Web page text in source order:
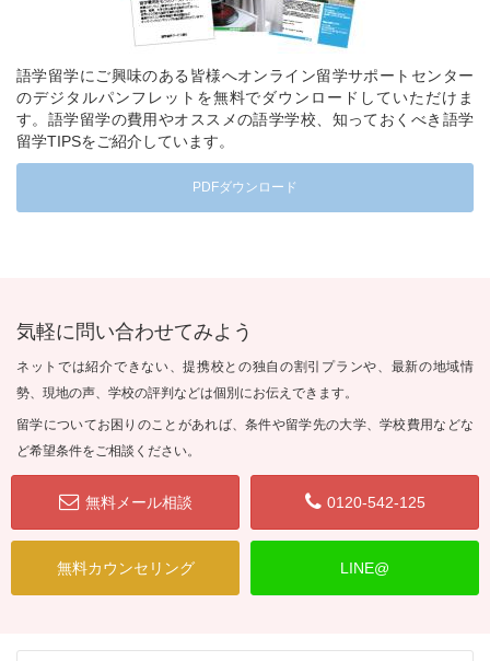
語学留学にご興味のある皆様へオンライン留学サポートセンター
のデジタルパンフレットを無料でダウンロードしていただけま
す。語学留学の費用やオススメの語学学校、知っておくべき語学
留学TIPSをご紹介しています。
PDFダウンロード
気軽に問い合わせてみよう
ネットでは紹介できない、提携校との独自の割引プランや、最新の地域情
勢、現地の声、学校の評判などは個別にお伝えできます。
留学についてお困りのことがあれば、条件や留学先の大学、学校費用などな
ど希望条件をご相談ください。
無料メール相談 0120-542-125
無料カウンセリング LINE@